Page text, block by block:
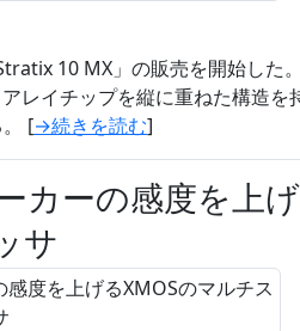
10 MX」の販売を開始し
レイチップを縦に重ねた構造
[→続きを読む]
カーの感度を上
サ